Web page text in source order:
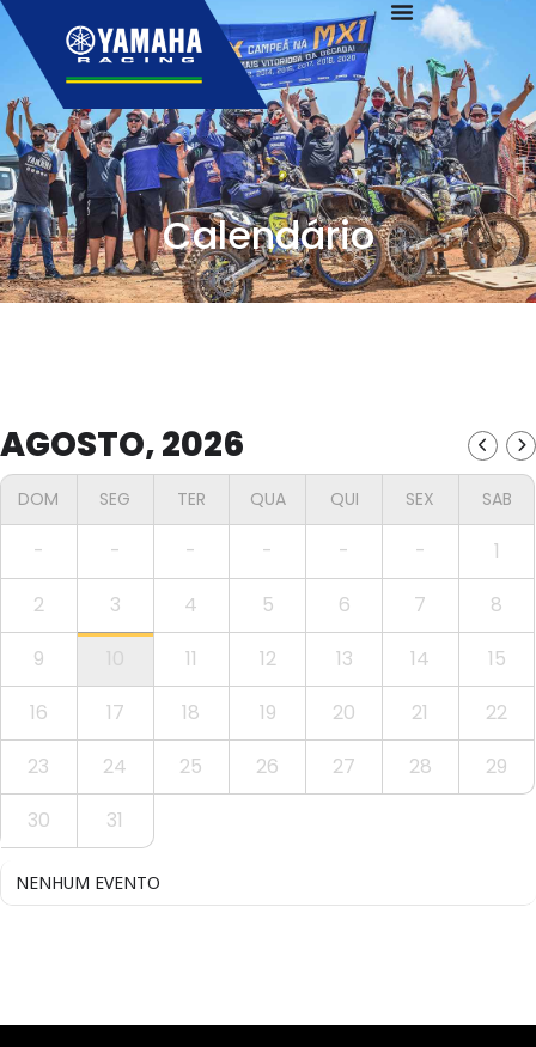
Calendário
AGOSTO, 2026
DOM SEG TER QUA QUI SEX SAB
- - - - - -
1
2
3 4 5 6 7
8
9
10 11 12 13 14
15
16
17 18 19 20 21
22
23
24 25 26 27 28
29
30
31
NENHUM EVENTO